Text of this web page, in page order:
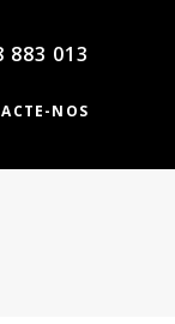
883 013
NOS